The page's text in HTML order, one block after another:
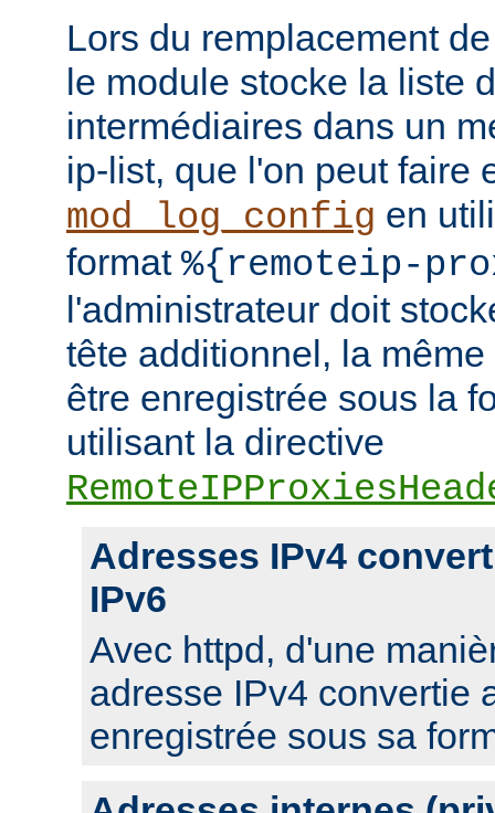
Lors du remplacement
le module stocke la liste
intermédiaires dans un
ip-list, que l'on peut faire
mod_log_config en
format %{remoteip-
l'administrateur doit
tête additionnel, la
être enregistrée sous la
utilisant la directive
Adresses IPv4
IPv6
Avec httpd, d'une
adresse IPv4 convertie
enregistrée sous sa